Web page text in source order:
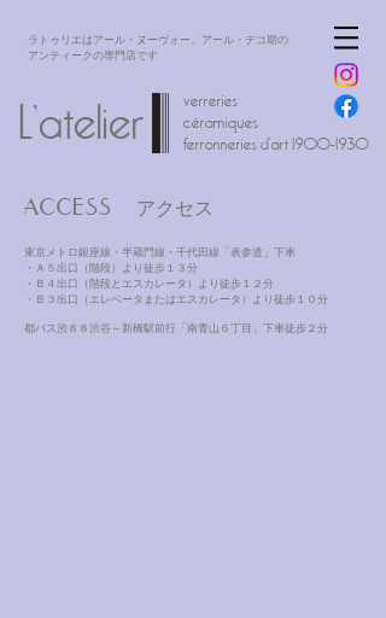
​ラトゥリエはアール・ヌーヴォー、アール・デコ期の
アンティークの専門店です
L’atelier
verreries
céramiques
ferronneries d’art1900-1930
ACCESS アクセス
東京メトロ銀座線・半蔵門線・千代田線「表参道」下車
・Ａ５出口（階段）より徒歩１３分
・Ｂ４出口（階段とエスカレータ）より徒歩１２分
・Ｂ３出口（エレベータまたはエスカレータ）より徒歩１０分
​都バス渋８８渋谷～新橋駅前行「南青山６丁目」下車徒歩２分